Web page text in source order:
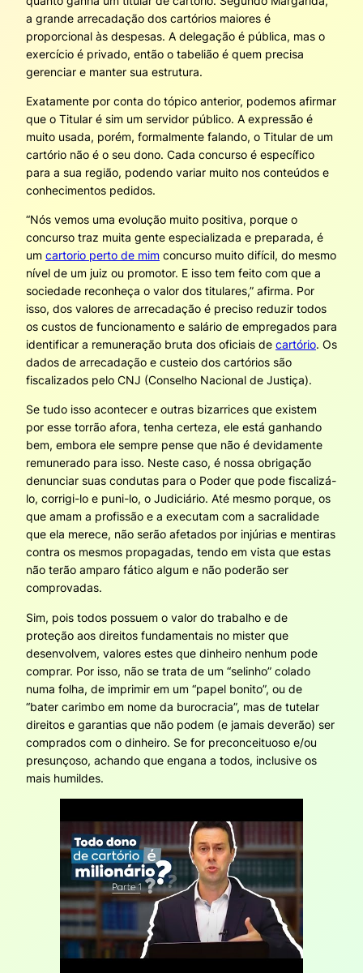
a grande arrecadação dos cartórios maiores é
proporcional às despesas. A delegação é pública, mas o
exercício é privado, então o tabelião é quem precisa
gerenciar e manter sua estrutura.
Exatamente por conta do tópico anterior, podemos afirmar
que o Titular é sim um servidor público. A expressão é
muito usada, porém, formalmente falando, o Titular de um
cartório não é o seu dono. Cada concurso é específico
para a sua região, podendo variar muito nos conteúdos e
conhecimentos pedidos.
“Nós vemos uma evolução muito positiva, porque o
concurso traz muita gente especializada e preparada, é
um cartorio perto de mim concurso muito difícil, do mesmo
nível de um juiz ou promotor. E isso tem feito com que a
sociedade reconheça o valor dos titulares,” afirma. Por
isso, dos valores de arrecadação é preciso reduzir todos
os custos de funcionamento e salário de empregados para
identificar a remuneração bruta dos oficiais de cartório. Os
dados de arrecadação e custeio dos cartórios são
fiscalizados pelo CNJ (Conselho Nacional de Justiça).
Se tudo isso acontecer e outras bizarrices que existem
por esse torrão afora, tenha certeza, ele está ganhando
bem, embora ele sempre pense que não é devidamente
remunerado para isso. Neste caso, é nossa obrigação
denunciar suas condutas para o Poder que pode fiscalizá-
lo, corrigi-lo e puni-lo, o Judiciário. Até mesmo porque, os
que amam a profissão e a executam com a sacralidade
que ela merece, não serão afetados por injúrias e mentiras
contra os mesmos propagadas, tendo em vista que estas
não terão amparo fático algum e não poderão ser
comprovadas.
Sim, pois todos possuem o valor do trabalho e de
proteção aos direitos fundamentais no mister que
desenvolvem, valores estes que dinheiro nenhum pode
comprar. Por isso, não se trata de um “selinho” colado
numa folha, de imprimir em um “papel bonito”, ou de
“bater carimbo em nome da burocracia”, mas de tutelar
direitos e garantias que não podem (e jamais deverão) ser
comprados com o dinheiro. Se for preconceituoso e/ou
presunçoso, achando que engana a todos, inclusive os
mais humildes.